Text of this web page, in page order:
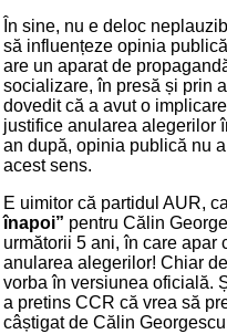
În sine, nu e deloc
să influențeze opinia
are un aparat de
socializare, în presă și prin
dovedit că a avut o
justifice anularea alegerilor
an după, opinia publică nu
acest sens.
E uimitor că partidul AUR,
înapoi” pentru Călin
următorii 5 ani, în care apar
anularea alegerilor! Chiar
vorba în versiunea oficială.
a pretins CCR că vrea să
câștigat de Călin